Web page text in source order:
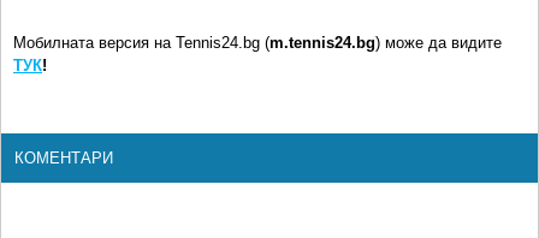
Мобилната версия на Tennis24.bg (m.tennis24.bg) може да видите
ТУК!
КОМЕНТАРИ